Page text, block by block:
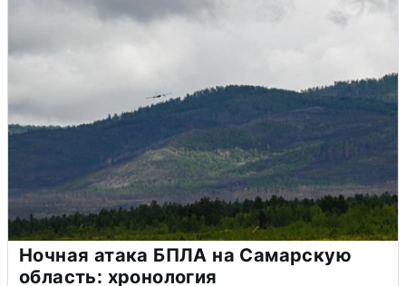
Ночная атака БПЛА на Самарскую
область: хронология